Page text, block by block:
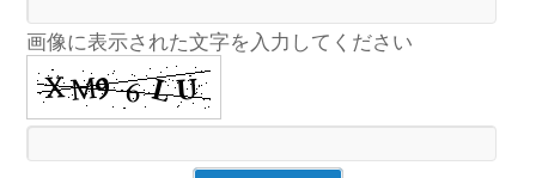
画像に表示された文字を入力してください